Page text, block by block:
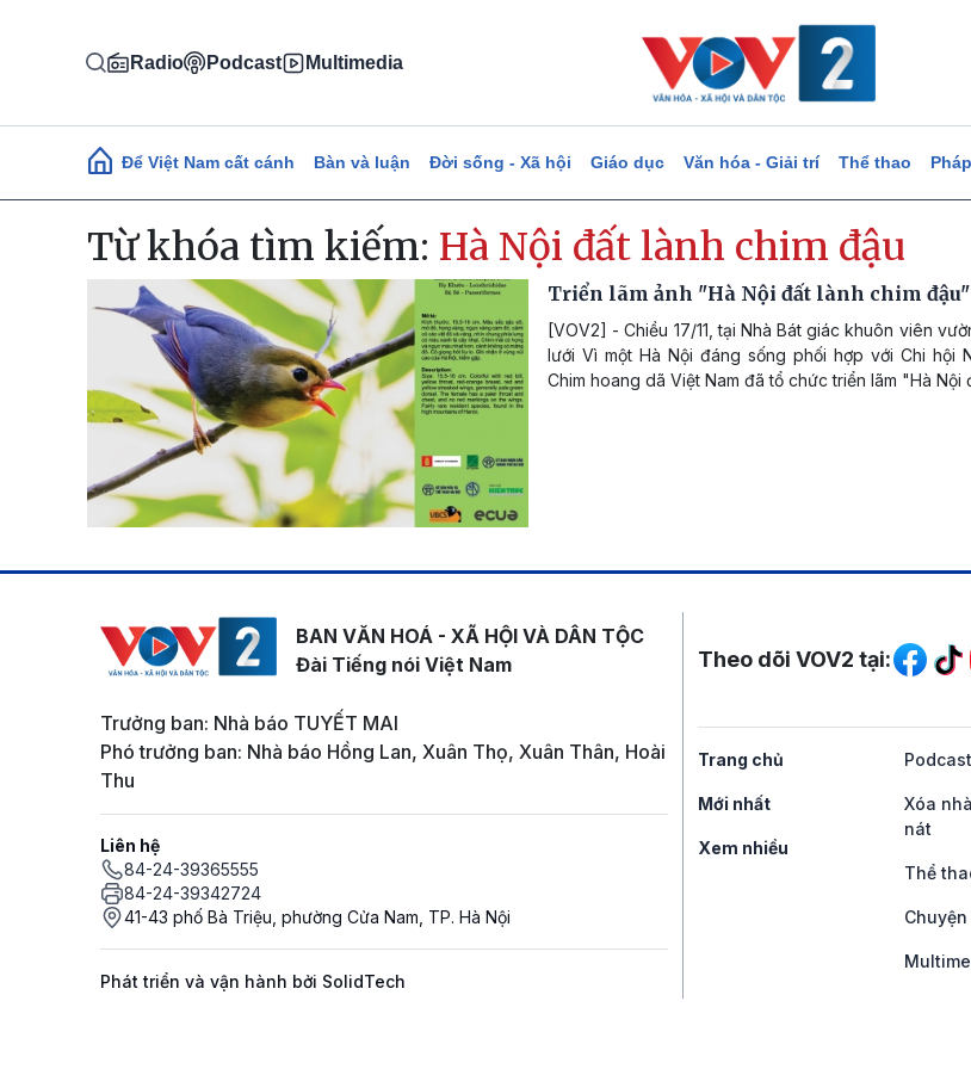
Radio Podcast Multimedia
Main navigation
Để Việt Nam cất cánh Bàn và luận Đời sống - Xã hội Giáo dục Văn hóa - Giải trí Thể thao
Từ khóa tìm kiếm: Hà Nội đất lành chim đậu
Triển lãm ảnh "Hà Nội đất lành chim đậu"
[VOV2] - Chiều 17/11, tại Nhà Bát giác khuôn viên
lưới Vì một Hà Nội đáng sống phối hợp với Chi hội
Chim hoang dã Việt Nam đã tổ chức triển lãm "Hà Nội
BAN VĂN HOÁ - XÃ HỘI VÀ DÂN TỘC
Đài Tiếng nói Việt Nam
Trưởng ban: Nhà báo TUYẾT MAI
Phó trưởng ban: Nhà báo Hồng Lan, Xuân Thọ, Xuân Thân, Hoài
Thu
Liên hệ
84-24-39365555
84-24-39342724
41-43 phố Bà Triệu, phường Cửa Nam, TP. Hà Nội
Phát triển và vận hành bởi SolidTech
Mạng xã hội
Theo dõi VOV2 tại:
Trang chủ
Mới nhất
Xem nhiều
Podcast
Xóa
nát
Thể